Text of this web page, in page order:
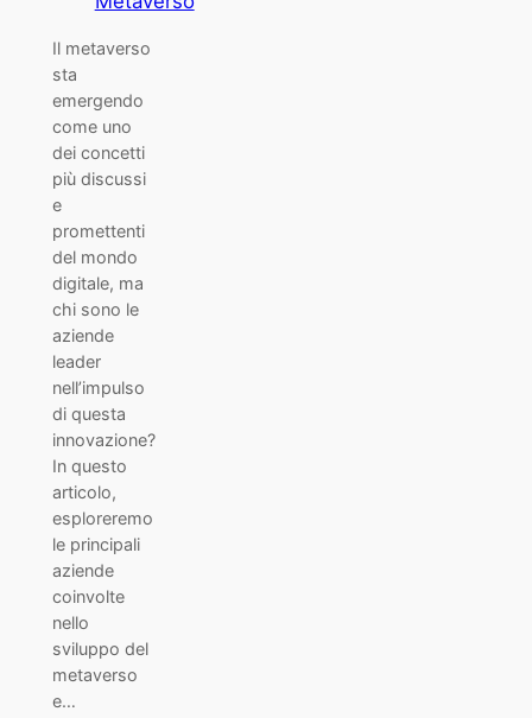
Il metaverso
sta
emergendo
come uno
dei concetti
più discussi
e
promettenti
del mondo
digitale, ma
chi sono le
aziende
leader
nell’impulso
di questa
innovazione?
In questo
articolo,
esploreremo
le principali
aziende
coinvolte
nello
sviluppo del
metaverso
e…